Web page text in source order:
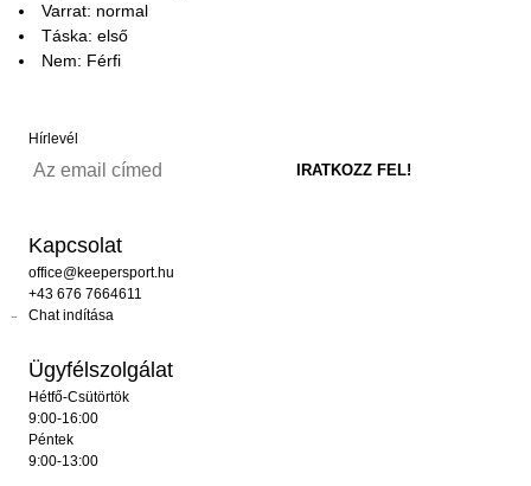
Varrat: normal
Táska: első
Nem: Férfi
Hírlevél
Kapcsolat
office@keepersport.hu
+43 676 7664611
Chat indítása
Ügyfélszolgálat
Hétfő-Csütörtök
9:00-16:00
Péntek
9:00-13:00